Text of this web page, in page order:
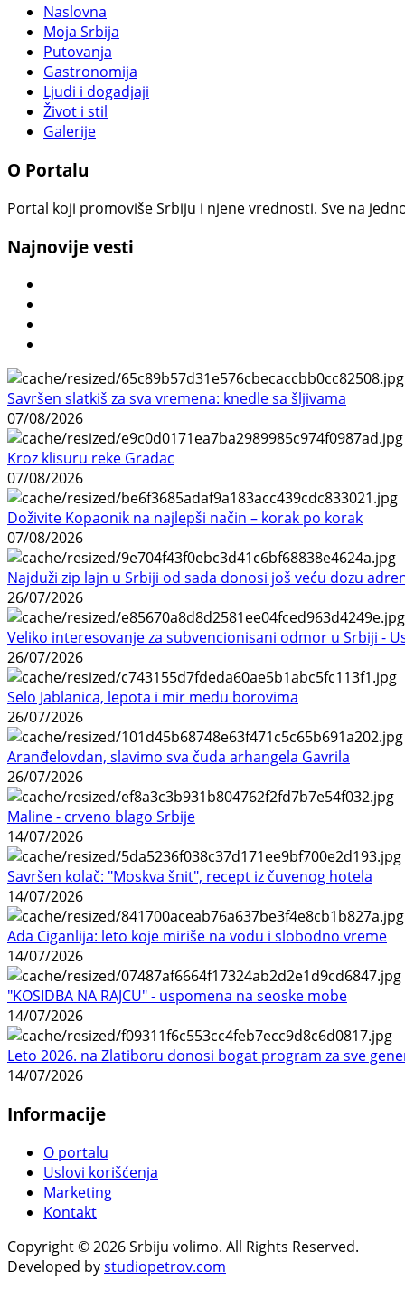
Naslovna
Moja Srbija
Putovanja
Gastronomija
Ljudi i dogadjaji
Život i stil
Galerije
O Portalu
Portal koji promoviše Srbiju i njene vrednosti. Sve na
Najnovije vesti
Savršen slatkiš za sva vremena: knedle sa šljivama
07/08/2026
Kroz klisuru reke Gradac
07/08/2026
Doživite Kopaonik na najlepši način – korak po korak
07/08/2026
Najduži zip lajn u Srbiji od sada donosi još veću dozu
26/07/2026
Veliko interesovanje za subvencionisani odmor u Srbiji -
26/07/2026
Selo Jablanica, lepota i mir među borovima
26/07/2026
Aranđelovdan, slavimo sva čuda arhangela Gavrila
26/07/2026
Maline - crveno blago Srbije
14/07/2026
Savršen kolač: "Moskva šnit", recept iz čuvenog hotela
14/07/2026
Ada Ciganlija: leto koje miriše na vodu i slobodno vreme
14/07/2026
"KOSIDBA NA RAJCU" - uspomena na seoske mobe
14/07/2026
Leto 2026. na Zlatiboru donosi bogat program za sve
14/07/2026
Informacije
O portalu
Uslovi korišćenja
Marketing
Kontakt
Copyright © 2026 Srbiju volimo. All Rights Reserved.
Developed bystudiopetrov.com